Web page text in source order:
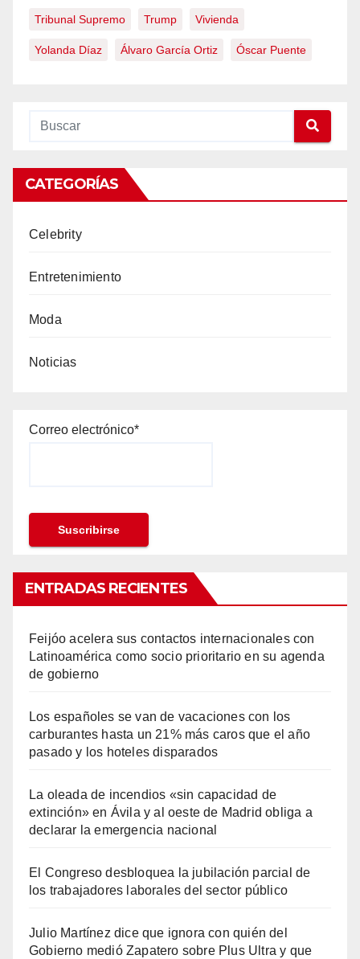
Tribunal Supremo Trump Vivienda
Yolanda Díaz Álvaro García Ortiz Óscar Puente
CATEGORÍAS
Celebrity
Entretenimiento
Moda
Noticias
Correo electrónico*
ENTRADAS RECIENTES
Feijóo acelera sus contactos internacionales con
Latinoamérica como socio prioritario en su agenda
de gobierno
Los españoles se van de vacaciones con los
carburantes hasta un 21% más caros que el año
pasado y los hoteles disparados
La oleada de incendios «sin capacidad de
extinción» en Ávila y al oeste de Madrid obliga a
declarar la emergencia nacional
El Congreso desbloquea la jubilación parcial de
los trabajadores laborales del sector público
Julio Martínez dice que ignora con quién del
Gobierno medió Zapatero sobre Plus Ultra y que